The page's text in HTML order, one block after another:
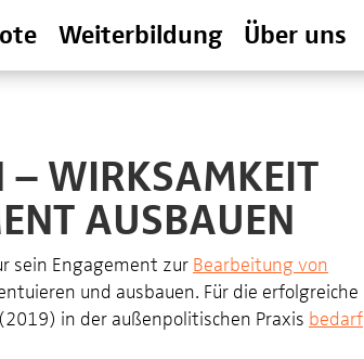
Weiterbildung Über uns
– WIRKSAMKEIT
AUSBAUEN
sein Engagement zur Bearbeitung von
und ausbauen. Für die erfolgreiche
in der außenpolitischen Praxis bedarf